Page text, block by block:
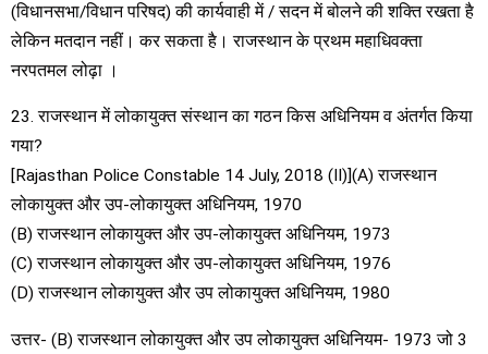
(विधानसभा/विधान परिषद) की कार्यवाही में / सदन में बोलने की शक्ति रखता है
लेकिन मतदान नहीं। कर सकता है। राजस्थान के प्रथम महाधिवक्ता
नरपतमल लोढ़ा ।
23. राजस्थान में लोकायुक्त संस्थान का गठन किस अधिनियम व अंतर्गत किया
गया?
[Rajasthan Police Constable 14 July, 2018 (II)](A) राजस्थान
लोकायुक्त और उप-लोकायुक्त अधिनियम, 1970
(B) राजस्थान लोकायुक्त और उप-लोकायुक्त अधिनियम, 1973
(C) राजस्थान लोकायुक्त और उप-लोकायुक्त अधिनियम, 1976
(D) राजस्थान लोकायुक्त और उप लोकायुक्त अधिनियम, 1980
उत्तर- (B) राजस्थान लोकायुक्त और उप लोकायुक्त अधिनियम- 1973 जो 3